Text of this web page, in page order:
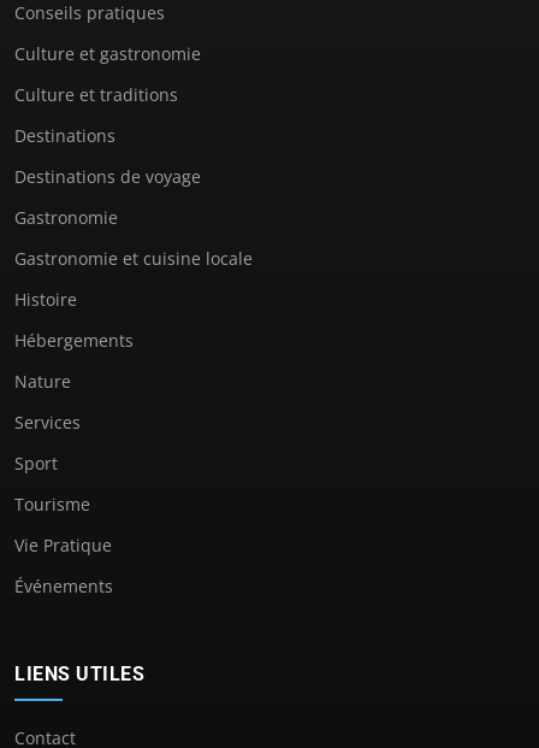
Conseils pratiques
Culture et gastronomie
Culture et traditions
Destinations
Destinations de voyage
Gastronomie
Gastronomie et cuisine locale
Histoire
Hébergements
Nature
Services
Sport
Tourisme
Vie Pratique
Événements
LIENS UTILES
Contact